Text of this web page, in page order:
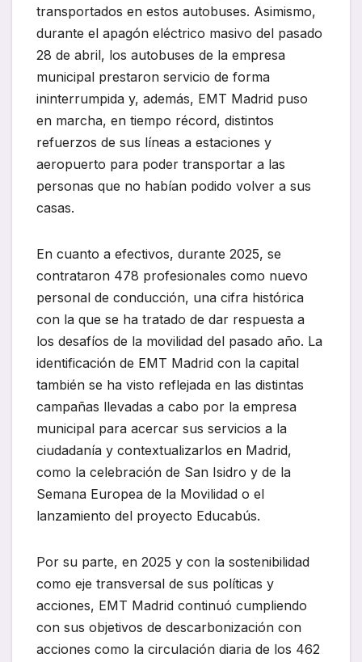
transportados en estos autobuses. Asimismo,
durante el apagón eléctrico masivo del pasado
28 de abril, los autobuses de la empresa
municipal prestaron servicio de forma
ininterrumpida y, además, EMT Madrid puso
en marcha, en tiempo récord, distintos
refuerzos de sus líneas a estaciones y
aeropuerto para poder transportar a las
personas que no habían podido volver a sus
casas.
En cuanto a efectivos, durante 2025, se
contrataron 478 profesionales como nuevo
personal de conducción, una cifra histórica
con la que se ha tratado de dar respuesta a
los desafíos de la movilidad del pasado año. La
identificación de EMT Madrid con la capital
también se ha visto reflejada en las distintas
campañas llevadas a cabo por la empresa
municipal para acercar sus servicios a la
ciudadanía y contextualizarlos en Madrid,
como la celebración de San Isidro y de la
Semana Europea de la Movilidad o el
lanzamiento del proyecto Educabús.
Por su parte, en 2025 y con la sostenibilidad
como eje transversal de sus políticas y
acciones, EMT Madrid continuó cumpliendo
con sus objetivos de descarbonización con
acciones como la circulación diaria de los 462